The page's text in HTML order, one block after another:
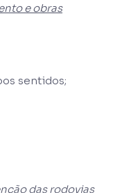
e obras
sentidos;
das rodovias